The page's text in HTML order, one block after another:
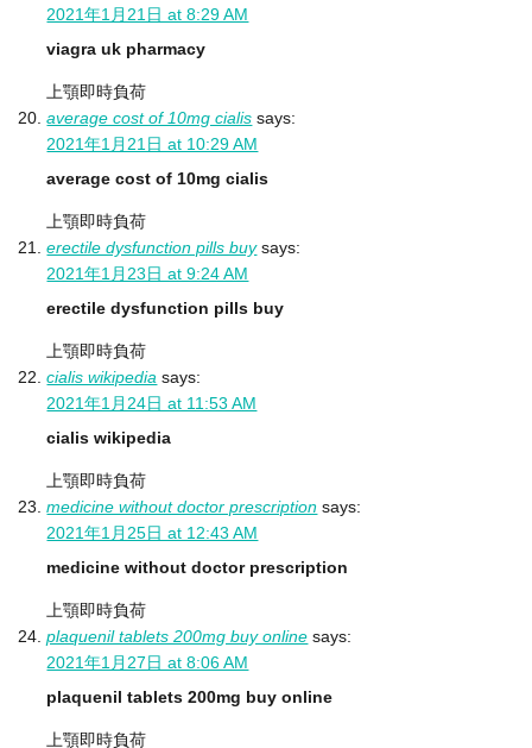
2021年1月21日 at 8:29 AM
viagra uk pharmacy
上顎即時負荷
average cost of 10mg cialis says:
2021年1月21日 at 10:29 AM
average cost of 10mg cialis
上顎即時負荷
erectile dysfunction pills buy says:
2021年1月23日 at 9:24 AM
erectile dysfunction pills buy
上顎即時負荷
cialis wikipedia says:
2021年1月24日 at 11:53 AM
cialis wikipedia
上顎即時負荷
medicine without doctor prescription says:
2021年1月25日 at 12:43 AM
medicine without doctor prescription
上顎即時負荷
plaquenil tablets 200mg buy online says:
2021年1月27日 at 8:06 AM
plaquenil tablets 200mg buy online
上顎即時負荷